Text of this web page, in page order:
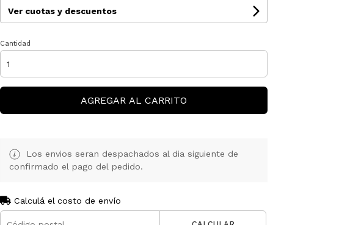
Ver cuotas y descuentos
Cantidad
AGREGAR AL CARRITO
Los envios seran despachados al dia siguiente de
confirmado el pago del pedido.
Calculá el costo de envío